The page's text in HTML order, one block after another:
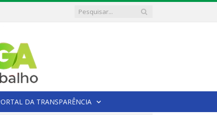
DA TRANSPARÊNCIA